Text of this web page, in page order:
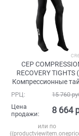
CEP
RECOVERY TIGHTS
Компрессионные
для
женские Черный
РРЦ: 15 760
Цена
продажи:
8 664
или по